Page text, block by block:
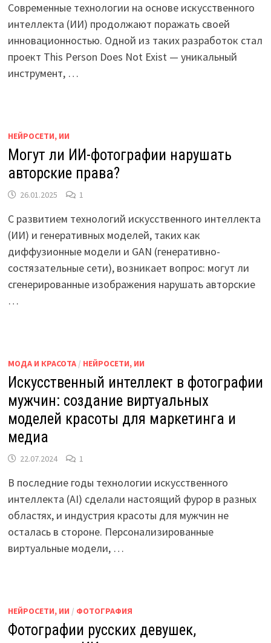
Современные технологии на основе искусственного
интеллекта (ИИ) продолжают поражать своей
инновационностью. Одной из таких разработок стал
проект This Person Does Not Exist — уникальный
инструмент, …
НЕЙРОСЕТИ, ИИ
Могут ли ИИ-фотографии нарушать
авторские права?
26.01.2025 1
С развитием технологий искусственного интеллекта
(ИИ) и генеративных моделей, таких как
диффузионные модели и GAN (генеративно-
состязательные сети), возникает вопрос: могут ли
сгенерированные изображения нарушать авторские
…
МОДА И КРАСОТА/ НЕЙРОСЕТИ, ИИ
Искусственный интеллект в фотографии
мужчин: создание виртуальных
моделей красоты для маркетинга и
медиа
22.07.2024 1
В последние годы технологии искусственного
интеллекта (AI) сделали настоящий фурор в разных
областях, и индустрия красоты для мужчин не
осталась в стороне. Персонализированные
виртуальные модели, …
НЕЙРОСЕТИ, ИИ / ФОТОГРАФИЯ
Фотографии русских девушек,